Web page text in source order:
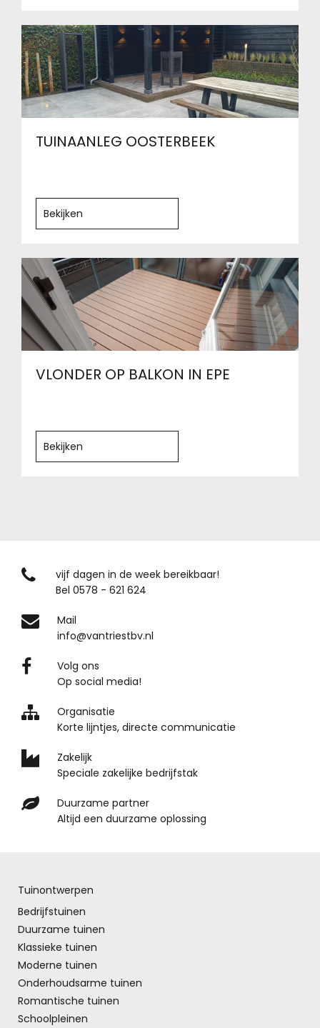
TUINAANLEG OOSTERBEEK
Bekijken
VLONDER OP BALKON IN EPE
Bekijken
vijf dagen in de week bereikbaar!
Bel 0578 - 621 624
Mail
info@vantriestbv.nl
Volg ons
Op social media!
Organisatie
Korte lijntjes, directe communicatie
Zakelijk
Speciale zakelijke bedrijfstak
Duurzame partner
Altijd een duurzame oplossing
Tuinontwerpen
Bedrijfstuinen
Duurzame tuinen
Klassieke tuinen
Moderne tuinen
Onderhoudsarme tuinen
Romantische tuinen
Schoolpleinen